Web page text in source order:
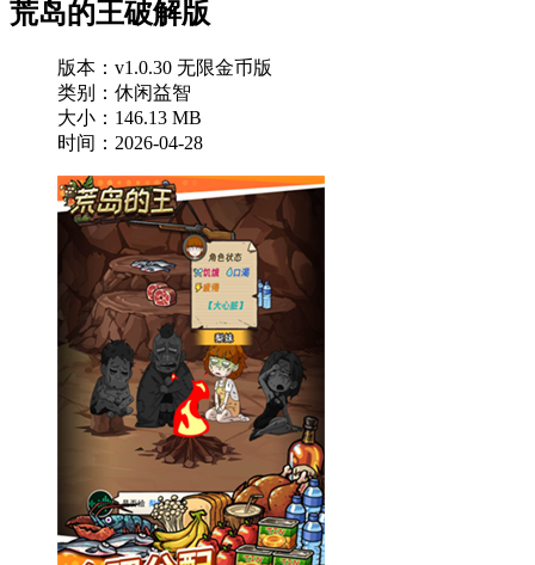
荒岛的王破解版
版本：v1.0.30 无限金币版
类别：休闲益智
大小：146.13 MB
时间：2026-04-28